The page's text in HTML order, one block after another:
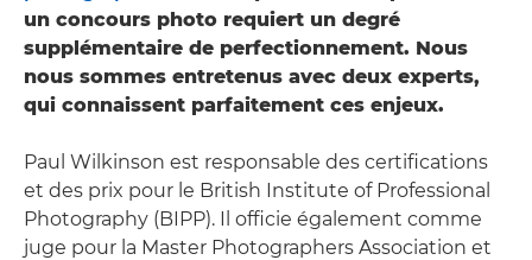
un concours photo requiert un degré
supplémentaire de perfectionnement. Nous
nous sommes entretenus avec deux experts,
qui connaissent parfaitement ces enjeux.
Paul Wilkinson est responsable des certifications
et des prix pour le British Institute of Professional
Photography (BIPP). Il officie également comme
juge pour la Master Photographers Association et